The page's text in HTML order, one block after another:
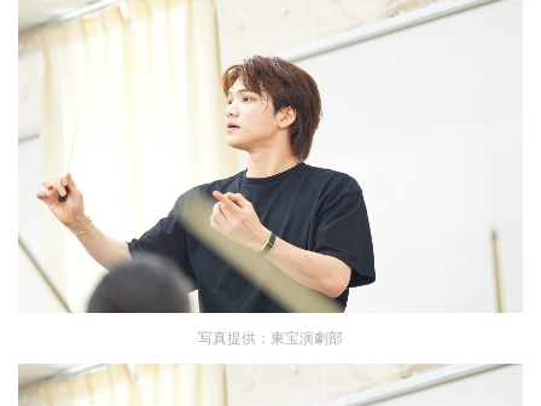
写真提供：東宝演劇部